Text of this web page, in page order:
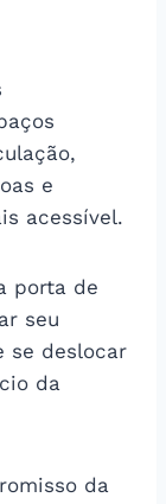
e
acessível.
porta de
seu
se deslocar
da
da